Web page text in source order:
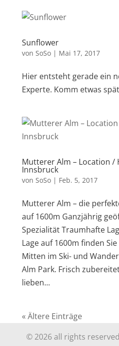
Sunflower
von SoSo| Mai 17, 2017
Hier entsteht gerade ein
Experte. Komm etwas
Mutterer Alm – Location /
Innsbruck
von SoSo| Feb. 5, 2017
Mutterer Alm – die
auf 1600m Ganzjährig
Spezialität Traumhafte
Lage auf 1600m finden
Mitten im Ski- und
Alm Park. Frisch
lieben...
« Ältere Einträge
© 2026 all rights